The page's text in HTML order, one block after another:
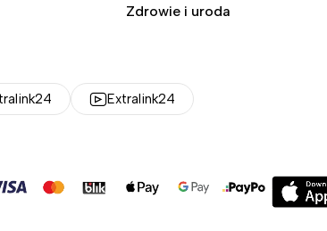
Zdrowie i uroda
Extralink24